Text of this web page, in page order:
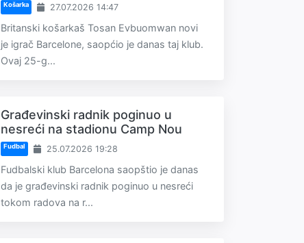
Košarka 27.07.2026 14:47
Britanski košarkaš Tosan Evbuomwan novi
je igrač Barcelone, saopćio je danas taj klub.
Ovaj 25-g...
Građevinski radnik poginuo u
nesreći na stadionu Camp Nou
Fudbal 25.07.2026 19:28
Fudbalski klub Barcelona saopštio je danas
da je građevinski radnik poginuo u nesreći
tokom radova na r...